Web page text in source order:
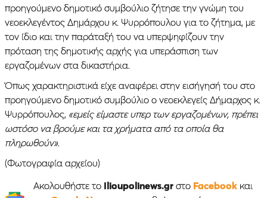
προηγούμενο δημοτικό συμβούλιο ζήτησε την γνώμη του
νεοεκλεγέντος Δημάρχου κ. Ψυρρόπουλου για το ζήτημα, με
τον ίδιο και την παράταξή του να υπερψηφίζουν την
πρόταση της δημοτικής αρχής για υπεράσπιση των
εργαζομένων στα δικαστήρια.
Όπως χαρακτηριστικά είχε αναφέρει στην εισήγησή του στο
προηγούμενο δημοτικό συμβούλιο ο νεοεκλεγείς Δήμαρχος κ.
Ψυρρόπουλος, «εμείς είμαστε υπερ των εργαζομένων, πρέπει
ωστόσο να βρούμε και τα χρήματα από τα οποία θα
πληρωθούν».
(Φωτογραφία αρχείου)
Ακολουθήστε το Ilioupolinews.grστο Facebookκαι